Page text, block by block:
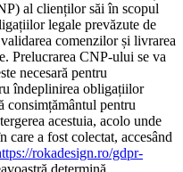
al clienților săi în scopul
legale prevăzute de
comenzilor și livrarea
Prelucrarea CNP-ului se va
necesară pentru
îndeplinirea obligațiilor
consimțământul pentru
acestuia, acolo unde
care a fost colectat, accesând
rokadesign.ro/gdpr-
determină